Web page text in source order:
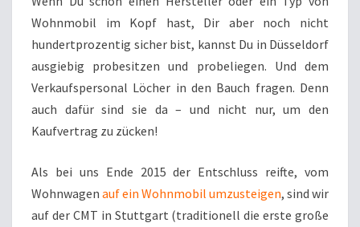
Wohnmobil im Kopf hast, Dir aber noch nicht
hundertprozentig sicher bist, kannst Du in Düsseldorf
ausgiebig probesitzen und probeliegen. Und dem
Verkaufspersonal Löcher in den Bauch fragen. Denn
auch dafür sind sie da – und nicht nur, um den
Kaufvertrag zu zücken!
Als bei uns Ende 2015 der Entschluss reifte, vom
Wohnwagen auf ein Wohnmobil umzusteigen, sind wir
auf der CMT in Stuttgart (traditionell die erste große